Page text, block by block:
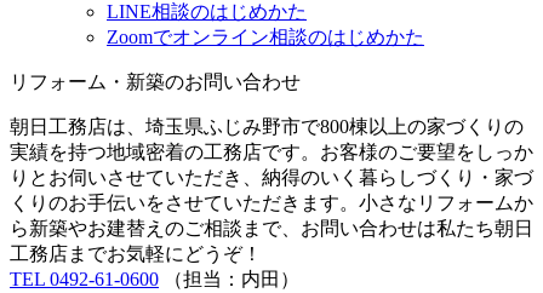
LINE相談のはじめかた
Zoomでオンライン相談のはじめかた
リフォーム・新築のお問い合わせ
朝日工務店は、埼玉県ふじみ野市で800棟以上の家づくりの
実績を持つ地域密着の工務店です。お客様のご要望をしっか
りとお伺いさせていただき、納得のいく暮らしづくり・家づ
くりのお手伝いをさせていただきます。小さなリフォームか
ら新築やお建替えのご相談まで、お問い合わせは私たち朝日
工務店までお気軽にどうぞ！
TEL 0492-61-0600 （担当：内田）